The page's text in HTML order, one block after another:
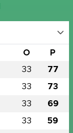
O P
33 77
33 73
33 69
33 59